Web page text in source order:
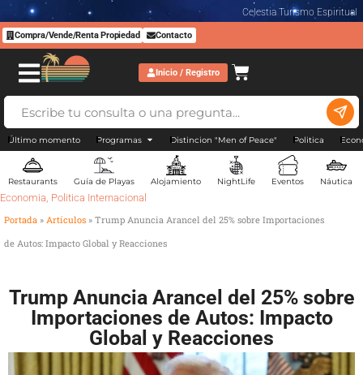
Celestia Turismo Espiritual
Compra/Vende/Renta Propiedad Contacto
Inicio / Registro
Último momento Programas Distincion "Men of Peace" Politica
Restaurants Guía de Playas Alojamiento NightLife Eventos Náutica
Economia, Politica Internacional
Portada » Artículos » Trump Anuncia Arancel del 25% sobre Importaciones
de Autos: Impacto Global y Reacciones
Trump Anuncia Arancel del 25% sobre
Importaciones de Autos: Impacto
Global y Reacciones